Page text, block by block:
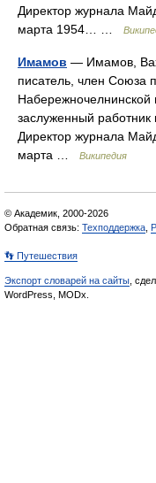
Директор журнала
марта 1954… …
Имамов — Имамов,
писатель, член Союза
Набережночелнинской
заслуженный работник
Директор журнала
марта …
Википедия
© Академик, 2000-2026
Обратная связь: Техподдержка
👣 Путешествия
Экспорт словарей на сайты ,
WordPress, MODx.